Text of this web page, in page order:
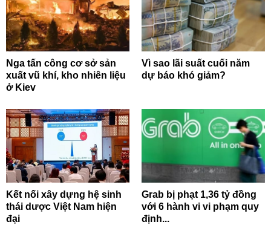
Nga tấn công cơ sở sản
xuất vũ khí, kho nhiên liệu
ở Kiev
Vì sao lãi suất cuối năm
dự báo khó giảm?
Kết nối xây dựng hệ sinh
thái dược Việt Nam hiện
đại
Grab bị phạt 1,36 tỷ đồng
với 6 hành vi vi phạm quy
định...